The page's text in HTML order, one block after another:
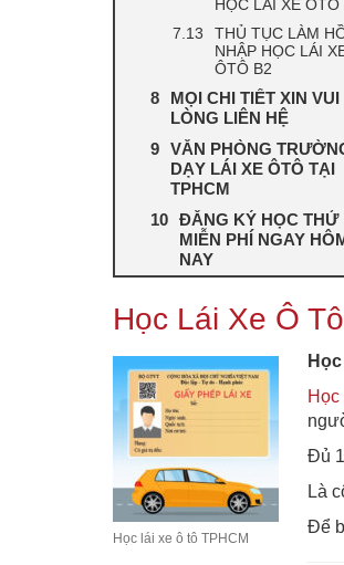
HỌC LÁI XE ÔTÔ
THỦ TỤC LÀM
NHẬP HỌC LÁI
ÔTÔ B2
MỌI CHI TIẾT XIN VUI
LÒNG LIÊN HỆ
VĂN PHÒNG
DẠY LÁI XE ÔTÔ TẠI
TPHCM
ĐĂNG KÝ HỌC THỬ
MIỄN PHÍ NGAY
NAY
Học Lái Xe Ô
Học lái xe ô tô TPHCM
Học
Đủ
Là
Để